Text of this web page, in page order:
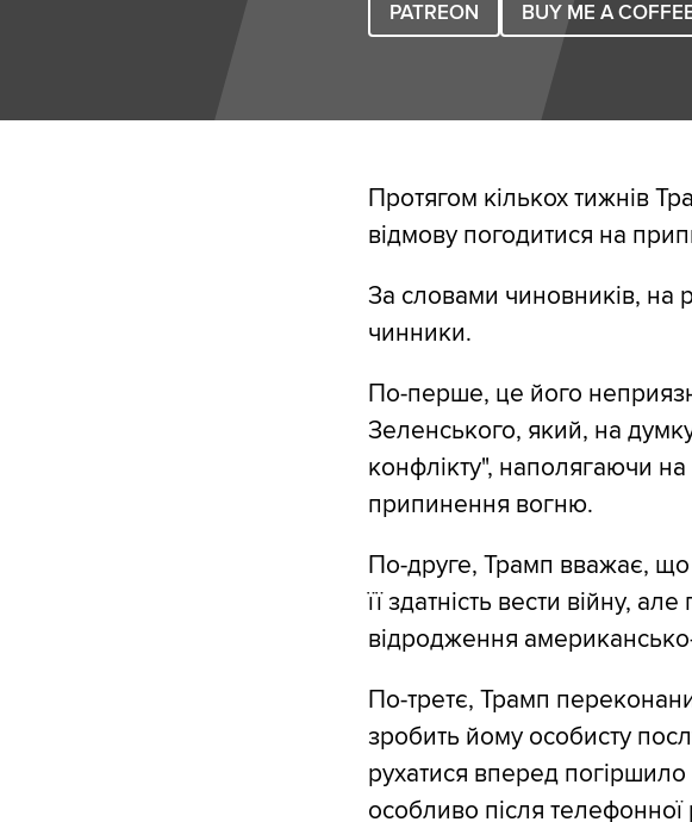
PATREON BUY ME A
Протягом кількох тижнів
відмову погодитися на
За словами чиновників, на
чинники.
По-перше, це його
Зеленського, який, на
конфлікту", наполягаючи
припинення вогню.
По-друге, Трамп вважає, що
її здатність вести війну,
відродження
По-третє, Трамп
зробить йому особисту
рухатися вперед погіршило
особливо після телефонної